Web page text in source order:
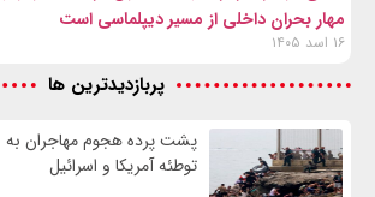
مهار بحران داخلی از مسیر دیپلماسی است
۱۶ اسد ۱۴۰۵
پربازدیدترین ها
پشت پرده هجوم مهاجران به
توطئه آمریکا و اسرائیل